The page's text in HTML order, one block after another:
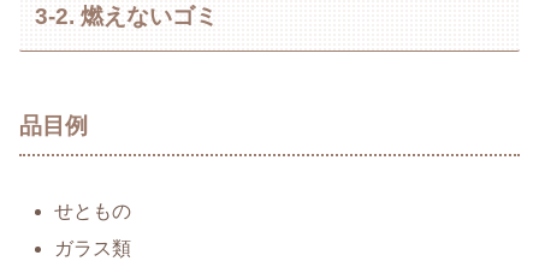
3-2. 燃えないゴミ
品目例
せともの
ガラス類